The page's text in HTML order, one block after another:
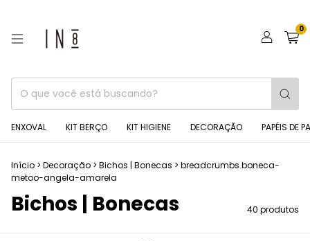
0
ENXOVAL KIT BERÇO KIT HIGIENE DECORAÇÃO PAPÉIS DE
Início > Decoração > Bichos | Bonecas > breadcrumbs.boneca-
metoo-angela-amarela
Bichos | Bonecas 40 produtos